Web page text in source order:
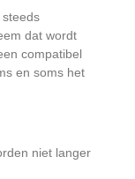
steeds
dat wordt
compatibel
en soms het
niet langer